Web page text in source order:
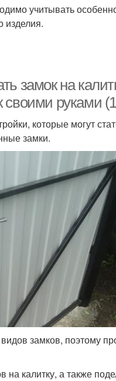
учитывать
изделия.
замок на
своими руками
которые могут
замки.
замков, поэтому
калитку, а также